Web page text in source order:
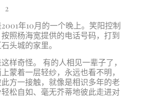
2
2001年10月的一个晚上。笑阳控制
照杨海宽提供的电话号码，打到
头城的家里。
样奇怪。 有的人相见一辈子了，
蒙着一层轻纱，永远也看不明，
方一接触，就像是相识多年的老
松自如、毫无芥蒂地彼此走进对